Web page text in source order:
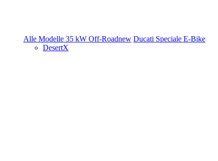
Alle Modelle 35 kW Off-Roadnew Ducati Speciale E-Bike
DesertX